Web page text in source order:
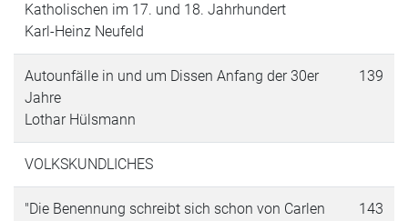
Katholischen im 17. und 18. Jahrhundert
Karl-Heinz Neufeld
Autounfälle in und um Dissen Anfang der 30er
Jahre
Lothar Hülsmann
139
VOLKSKUNDLICHES
"Die Benennung schreibt sich schon von Carlen
143